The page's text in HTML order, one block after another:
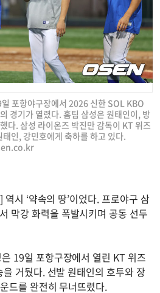
포항야구장에서 2026 신한 SOL KBO
경기가 열렸다. 홈팀 삼성은 원태인이, 방
다. 삼성 라이온즈 박진만 감독이 KT 위즈
인, 강민호에게 축하를 하고 있다.
시 ‘약속의 땅’이었다. 프로야구 삼
막강 화력을 폭발시키며 공동 선두
19일 포항구장에서 열린 KT 위즈
거뒀다. 선발 원태인의 호투와 장
드를 완전히 무너뜨렸다.